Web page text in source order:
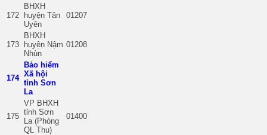
172
BHXH
huyện Tân
Uyên
01207
173
BHXH
huyện Nậm
Nhùn
01208
174
Bảo hiểm
Xã hội
tỉnh Sơn
La
175
VP BHXH
tỉnh Sơn
La (Phòng
QL Thu)
01400